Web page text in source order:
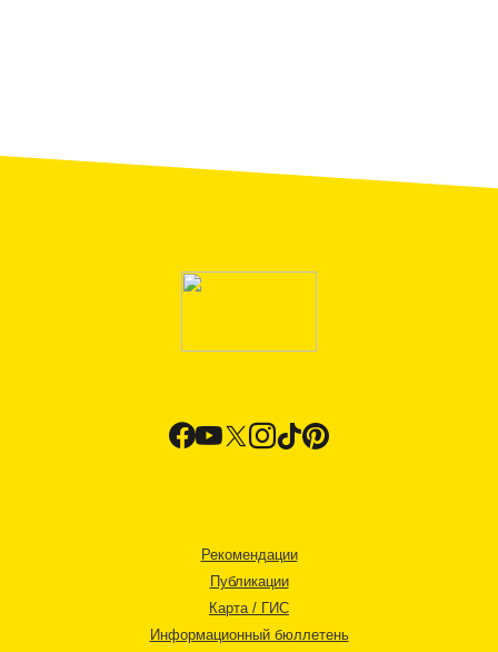
Рекомендации
Публикации
Карта / ГИС
Информационный бюллетень